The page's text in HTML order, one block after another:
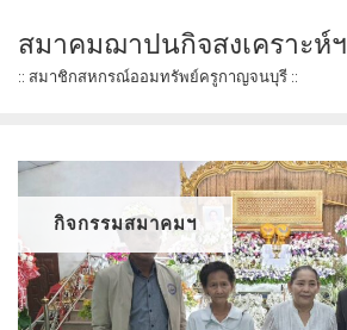
content
สมาคมฌาปนกิจสงเคราะห์ฯ
:: สมาชิกสหกรณ์ออมทรัพย์ครูกาญจนบุรี ::
กิจกรรมสมาคมฯ